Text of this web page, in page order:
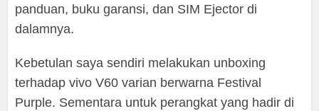
panduan, buku garansi, dan SIM Ejector di
dalamnya.
Kebetulan saya sendiri melakukan unboxing
terhadap vivo V60 varian berwarna Festival
Purple. Sementara untuk perangkat yang hadir di